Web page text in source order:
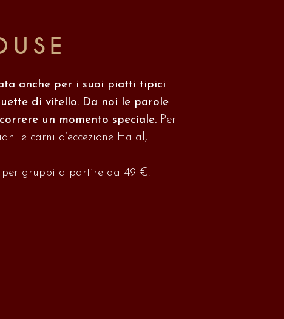
anche per i suoi piatti tipici
di vitello. Da noi le parole
un momento speciale. Per
e carni d’eccezione Halal,
per gruppi a partire da 49 €.